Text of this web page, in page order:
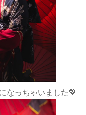
なっちゃいました💖